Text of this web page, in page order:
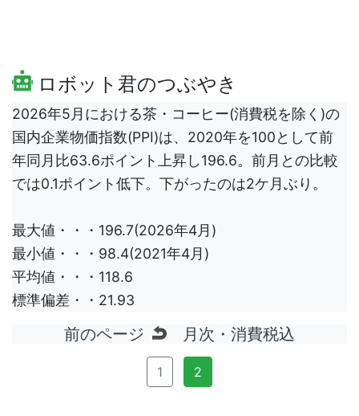
ロボット君のつぶやき
2026年5月における茶・コーヒー(消費税を除く)の
国内企業物価指数(PPI)は、2020年を100として前
年同月比63.6ポイント上昇し196.6。前月との比較
では0.1ポイント低下。下がったのは2ケ月ぶり。
最大値・・・196.7(2026年4月)
最小値・・・98.4(2021年4月)
平均値・・・118.6
標準偏差・・21.93
前のページ 月次・消費税込
1 2